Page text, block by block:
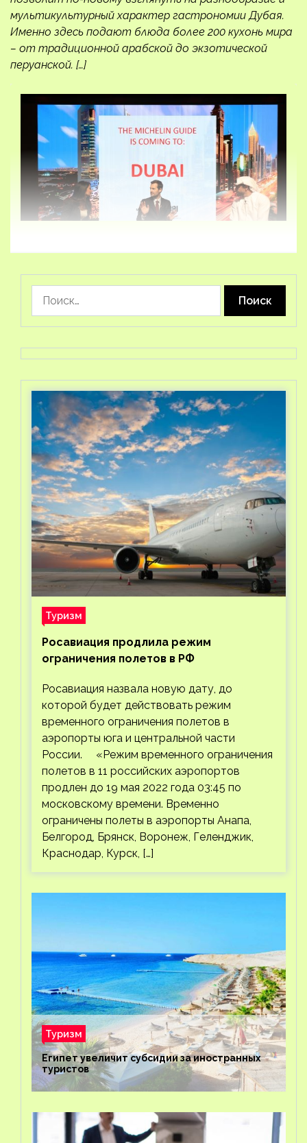
мультикультурный характер гастрономии Дубая.
Именно здесь подают блюда более 200 кухонь мира
– от традиционной арабской до экзотической
перуанской. […]
Туризм
Росавиация продлила режим
ограничения полетов в РФ
Росавиация назвала новую дату, до
которой будет действовать режим
временного ограничения полетов в
аэропорты юга и центральной части
России. «Режим временного ограничения
полетов в 11 российских аэропортов
продлен до 19 мая 2022 года 03:45 по
московскому времени. Временно
ограничены полеты в аэропорты Анапа,
Белгород, Брянск, Воронеж, Геленджик,
Краснодар, Курск, […]
Туризм
Египет увеличит субсидии за иностранных
туристов